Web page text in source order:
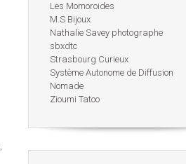
,
Les Momoroides
M.S Bijoux
Nathalie Savey photographe
sbxdtc
Strasbourg Curieux
Système Autonome de Diffusion
Nomade
Zioumi Tatoo